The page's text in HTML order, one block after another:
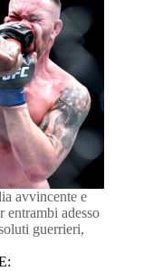
avvincente e
entrambi adesso
guerrieri,